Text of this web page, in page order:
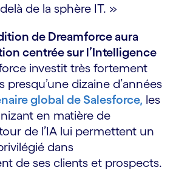
de la sphère IT. »
de Dreamforce aura
centrée sur l’Intelligence
investit très fortement
presqu’une dizaine d’années
global de Salesforce, les
en matière de
de l’IA lui permettent un
dans
de ses clients et prospects.